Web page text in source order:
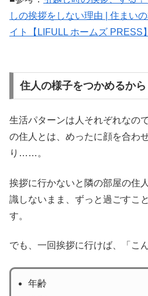
しの挨拶をしない理由 | 住まい
イト【LIFULL ホームズ PRESS】
住人の様子をつかめるから
生活パターンは人それぞれなの
の住人とは、めったに顔を合わ
り……。
挨拶に行かないと隣の部屋の住
識しないまま、ずっと過ごすこ
す。
でも、一回挨拶に行けば、「こ
年齢